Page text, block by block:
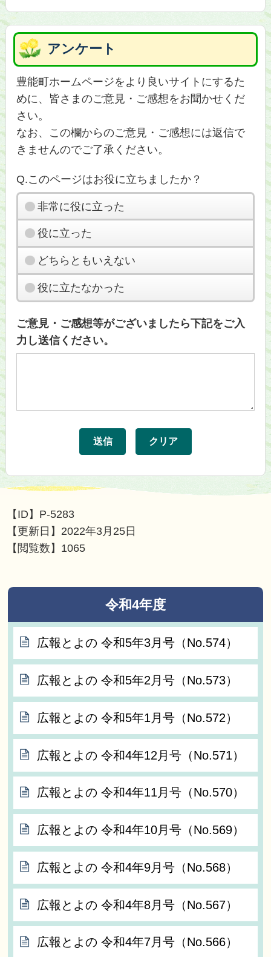
アンケート
豊能町ホームページをより良いサイトにするた
めに、皆さまのご意見・ご感想をお聞かせくだ
さい。
なお、この欄からのご意見・ご感想には返信で
きませんのでご了承ください。
Q.このページはお役に立ちましたか？
非常に役に立った
役に立った
どちらともいえない
役に立たなかった
ご意見・ご感想等がございましたら下記をご入
力し送信ください。
【ID】 P-5283
【更新日】 2022年3月25日
【閲覧数】 1065
令和4年度
広報とよの 令和5年3月号（No.574）
広報とよの 令和5年2月号（No.573）
広報とよの 令和5年1月号（No.572）
広報とよの 令和4年12月号（No.571）
広報とよの 令和4年11月号（No.570）
広報とよの 令和4年10月号（No.569）
広報とよの 令和4年9月号（No.568）
広報とよの 令和4年8月号（No.567）
広報とよの 令和4年7月号（No.566）